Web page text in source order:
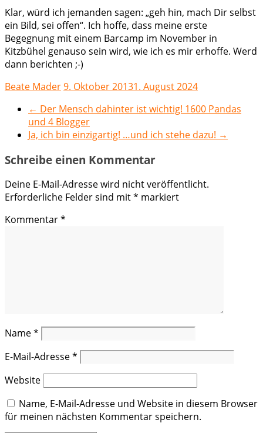
Klar, würd ich jemanden sagen: „geh hin, mach Dir selbst
ein Bild, sei offen“. Ich hoffe, dass meine erste
Begegnung mit einem Barcamp im November in
Kitzbühel genauso sein wird, wie ich es mir erhoffe. Werd
dann berichten ;-)
Beate Mader9. Oktober 20131. August 2024
← Der Mensch dahinter ist wichtig! 1600 Pandas
und 4 Blogger
Ja, ich bin einzigartig! …und ich stehe dazu! →
Schreibe einen Kommentar
Deine E-Mail-Adresse wird nicht veröffentlicht.
Erforderliche Felder sind mit* markiert
Kommentar*
Name*
E-Mail-Adresse*
Website
Name, E-Mail-Adresse und Website in diesem Browser
für meinen nächsten Kommentar speichern.